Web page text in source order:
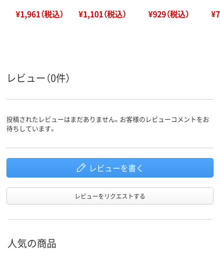
¥1,961（税込） ¥1,101（税込） ¥929（税込）
レビュー（0件）
投稿されたレビューはまだありません。お客様のレビューコメントをお
待ちしています。
レビューを書く
レビューをリクエストする
人気の商品